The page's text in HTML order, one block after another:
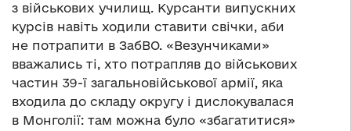
з військових училищ. Курсанти випускних
курсів навіть ходили ставити свічки, аби
не потрапити в ЗабВО. «Везунчиками»
вважались ті, хто потрапляв до військових
частин 39-ї загальновійськової армії, яка
входила до складу округу і дислокувалася
в Монголії: там можна було «збагатитися»